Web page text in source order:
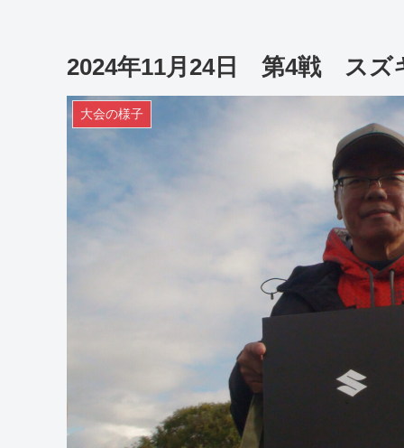
2024年11月24日 第4戦 スズ
大会の様子